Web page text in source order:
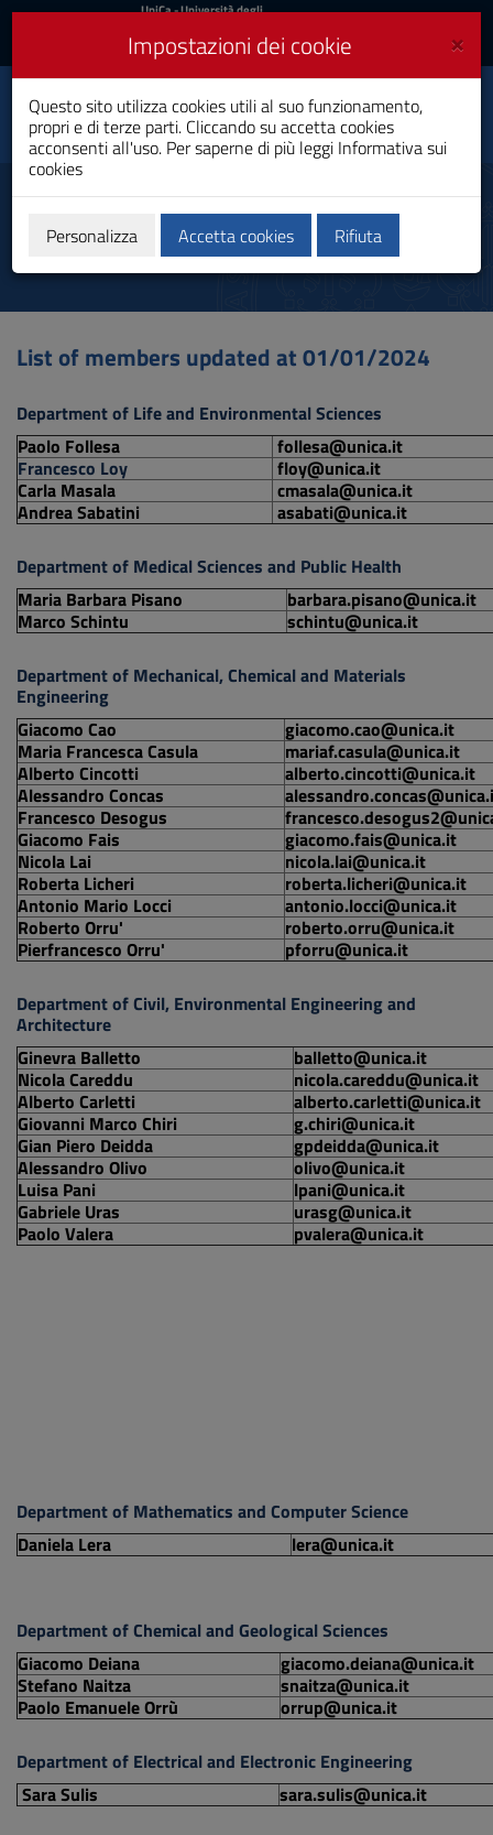
Vai
al
navigazione
sito
al
UniCa
Accedi
UniCa- Università degli
Accedi UniCA News
Toggle
navigation
Interdipartimentale di
Ingegneria e Scienze
Ambientali (CINSA)
Il Consiglio
List of members updated at 01/01/2024
Department of Life and Environmental Sciences
Paolo Follesa
follesa@unica.it
Francesco Loy
floy@unica.it
Carla Masala
cmasala@unica.it
Andrea Sabatini
asabati@unica.it
Department of Medical Sciences and Public Health
Maria Barbara Pisano
barbara.pisano@unica.it
Marco Schintu
schintu@unica.it
Department of Mechanical, Chemical and Materials
Engineering
Giacomo Cao
giacomo.cao@unica.it
Maria Francesca Casula
mariaf.casula@unica.it
Alberto Cincotti
alberto.cincotti@unica.it
Alessandro Concas
Francesco Desogus
Giacomo Fais
giacomo.fais@unica.it
Nicola Lai
nicola.lai@unica.it
Roberta Licheri
roberta.licheri@unica.it
Antonio Mario Locci
antonio.locci@unica.it
Roberto Orru'
roberto.orru@unica.it
Pierfrancesco Orru'
pforru@unica.it
Department of Civil, Environmental Engineering and
Architecture
Ginevra Balletto
balletto@unica.it
Nicola Careddu
nicola.careddu@unica.it
Alberto Carletti
alberto.carletti@unica.it
Giovanni Marco Chiri
g.chiri@unica.it
Gian Piero Deidda
gpdeidda@unica.it
Alessandro Olivo
olivo@unica.it
Luisa Pani
lpani@unica.it
Gabriele Uras
urasg@unica.it
Paolo Valera
pvalera@unica.it
Department of Mathematics and Computer Science
Daniela Lera
lera@unica.it
Department of Chemical and Geological Sciences
Giacomo Deiana
giacomo.deiana@unica.it
Stefano Naitza
snaitza@unica.it
Paolo Emanuele Orrù
orrup@unica.it
Department of Electrical and Electronic Engineering
Sara Sulis
sara.sulis@unica.it
×
Impostazioni dei cookie
Questo sito utilizza cookies utili al suo funzionamento,
propri e di terze parti. Cliccando su accetta cookies
acconsenti all'uso. Per saperne di più leggi Informativa sui
cookies
Personalizza Accetta cookies Rifiuta